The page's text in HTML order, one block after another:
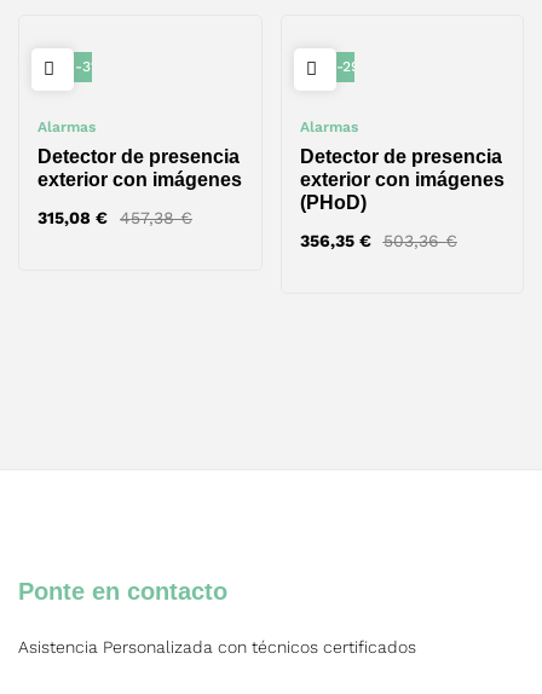
-31%
Alarmas
Detector de presencia
exterior con imágenes
457,38€
315,08 €
-29%
Alarmas
Detector de presencia
exterior con imágenes
(PHoD)
503,36€
356,35 €
Ponte en contacto
Asistencia Personalizada con técnicos certificados